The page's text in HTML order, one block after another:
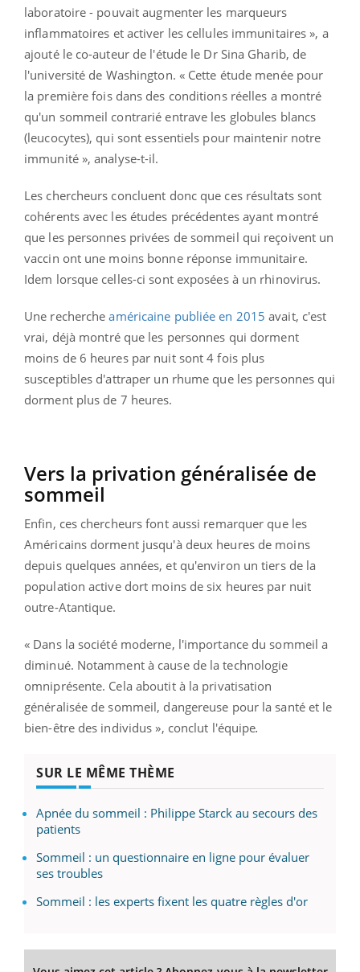
laboratoire - pouvait augmenter les marqueurs
inflammatoires et activer les cellules immunitaires », a
ajouté le co-auteur de l'étude le Dr Sina Gharib, de
l'université de Washington. « Cette étude menée pour
la première fois dans des conditions réelles a montré
qu'un sommeil contrarié entrave les globules blancs
(leucocytes), qui sont essentiels pour maintenir notre
immunité », analyse-t-il.
Les chercheurs concluent donc que ces résultats sont
cohérents avec les études précédentes ayant montré
que les personnes privées de sommeil qui reçoivent un
vaccin ont une moins bonne réponse immunitaire.
Idem lorsque celles-ci sont exposées à un rhinovirus.
Une rechercheaméricaine publiée en 2015 avait, c'est
vrai, déjà montré que les personnes qui dorment
moins de 6 heures par nuit sont 4 fois plus
susceptibles d'attraper un rhume que les personnes qui
dorment plus de 7 heures.
Vers la privation généralisée de
sommeil
Enfin, ces chercheurs font aussi remarquer que les
Américains dorment jusqu'à deux heures de moins
depuis quelques années, et qu'environ un tiers de la
population active dort moins de six heures par nuit
outre-Atantique.
« Dans la société moderne, l'importance du sommeil a
diminué. Notamment à cause de la technologie
omniprésente. Cela aboutit à la privatisation
généralisée de sommeil, dangereuse pour la santé et le
bien-être des individus », conclut l'équipe.
SUR LE MÊME THÈME
Apnée du sommeil : Philippe Starck au secours des
patients
Sommeil : un questionnaire en ligne pour évaluer
ses troubles
Sommeil : les experts fixent les quatre règles d'or